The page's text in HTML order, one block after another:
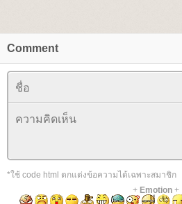
Comment
*ใช้ code html ตกแต่งข้อความได้เฉพาะสมาชิก
+ Emotion+